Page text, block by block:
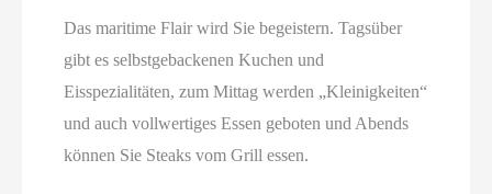
Das maritime Flair wird Sie begeistern. Tagsüber
gibt es selbstgebackenen Kuchen und
Eisspezialitäten, zum Mittag werden „Kleinigkeiten“
und auch vollwertiges Essen geboten und Abends
können Sie Steaks vom Grill essen.